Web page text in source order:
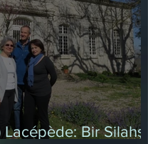
Lacépède: Bir